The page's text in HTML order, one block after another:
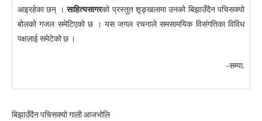
आइरहेका छन् ।साहित्यसागरको प्रस्तुत शृङ्खलामा उनको बिझाउँदैन पचिसक्यो
बोलको गजल समेटिएको छ । यस जगल रचनाले समसामयिक विसंगतिका विविध
पक्षलाई समेटेको छ ।
-सम्पा.
बिझाउँदैन पचिसक्यो गाली आजभोलि